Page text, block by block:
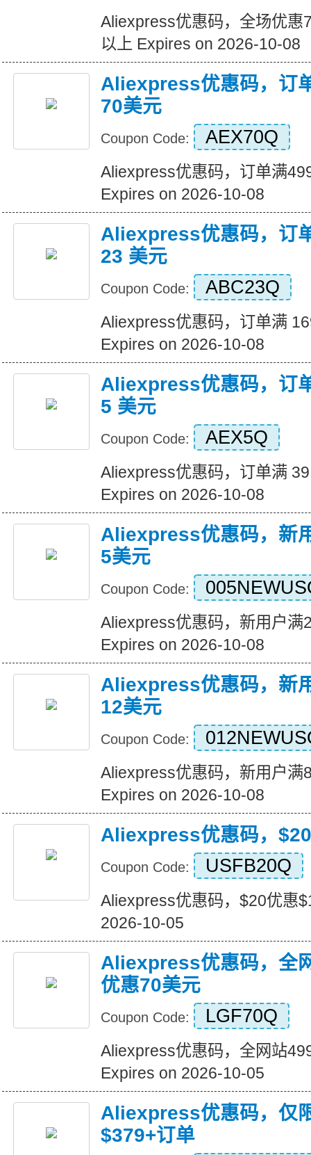
Aliexpress优惠码，全场优惠
以上 Expires on 2026-10-08
Aliexpress优惠码，订
70美元
Coupon Code: AEX70Q
Aliexpress优惠码，订单满
Expires on 2026-10-08
Aliexpress优惠码，订
23 美元
Coupon Code: ABC23Q
Aliexpress优惠码，订单满
Expires on 2026-10-08
Aliexpress优惠码，订
5 美元
Coupon Code: AEX5Q
Aliexpress优惠码，订单满
Expires on 2026-10-08
Aliexpress优惠码，新
5美元
Coupon Code:
Aliexpress优惠码，新用户满
Expires on 2026-10-08
Aliexpress优惠码，新
12美元
Coupon Code:
Aliexpress优惠码，新用户满
Expires on 2026-10-08
Aliexpress优惠码，
Coupon Code: USFB20Q
Aliexpress优惠码，$20优惠
2026-10-05
Aliexpress优惠码，全
优惠70美元
Coupon Code: LGF70Q
Aliexpress优惠码，全网站
Expires on 2026-10-05
Aliexpress优惠码，仅
$379+订单